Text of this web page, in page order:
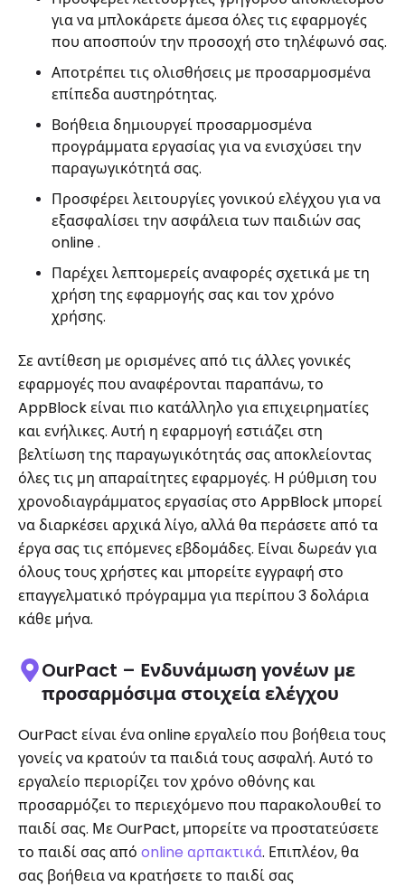
για να μπλοκάρετε άμεσα όλες τις εφαρμογές
που αποσπούν την προσοχή στο τηλέφωνό σας.
Αποτρέπει τις ολισθήσεις με προσαρμοσμένα
επίπεδα αυστηρότητας.
Βοήθεια δημιουργεί προσαρμοσμένα
προγράμματα εργασίας για να ενισχύσει την
παραγωγικότητά σας.
Προσφέρει λειτουργίες γονικού ελέγχου για να
εξασφαλίσει την ασφάλεια των παιδιών σας
online .
Παρέχει λεπτομερείς αναφορές σχετικά με τη
χρήση της εφαρμογής σας και τον χρόνο
χρήσης.
Σε αντίθεση με ορισμένες από τις άλλες γονικές
εφαρμογές που αναφέρονται παραπάνω, το
AppBlock είναι πιο κατάλληλο για επιχειρηματίες
και ενήλικες. Αυτή η εφαρμογή εστιάζει στη
βελτίωση της παραγωγικότητάς σας αποκλείοντας
όλες τις μη απαραίτητες εφαρμογές. Η ρύθμιση του
χρονοδιαγράμματος εργασίας στο AppBlock μπορεί
να διαρκέσει αρχικά λίγο, αλλά θα περάσετε από τα
έργα σας τις επόμενες εβδομάδες. Είναι δωρεάν για
όλους τους χρήστες και μπορείτε εγγραφή στο
επαγγελματικό πρόγραμμα για περίπου 3 δολάρια
κάθε μήνα.
OurPact – Ενδυνάμωση γονέων με
προσαρμόσιμα στοιχεία ελέγχου
OurPact είναι ένα online εργαλείο που βοήθεια τους
γονείς να κρατούν τα παιδιά τους ασφαλή. Αυτό το
εργαλείο περιορίζει τον χρόνο οθόνης και
προσαρμόζει το περιεχόμενο που παρακολουθεί το
παιδί σας. Με OurPact, μπορείτε να προστατεύσετε
το παιδί σας από online αρπακτικά. Επιπλέον, θα
σας βοήθεια να κρατήσετε το παιδί σας